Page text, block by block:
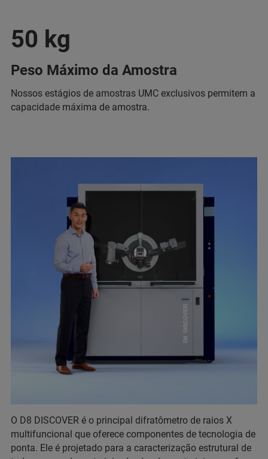
50 kg
Peso Máximo da Amostra
Nossos estágios de amostras UMC exclusivos permitem a
capacidade máxima de amostra.
O D8 DISCOVER é o principal difratômetro de raios X
multifuncional que oferece componentes de tecnologia de
ponta. Ele é projetado para a caracterização estrutural de